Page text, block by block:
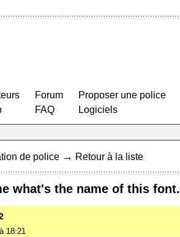
Forum
FAQ
Proposer une police
Logiciels
de police → Retour à la liste
what's the name of this
18:21